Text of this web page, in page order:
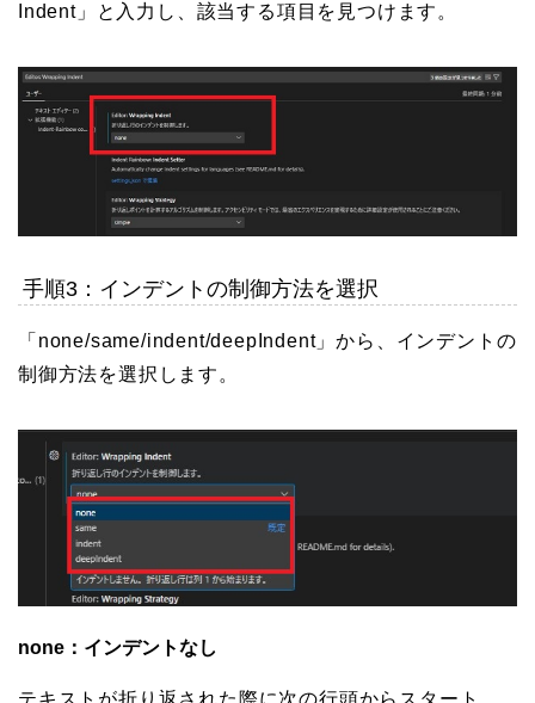
Indent」と入力し、該当する項目を見つけます。
手順3：インデントの制御方法を選択
「none/same/indent/deepIndent」から、インデントの
制御方法を選択します。
none：インデントなし
テキストが折り返された際に次の行頭からスタート